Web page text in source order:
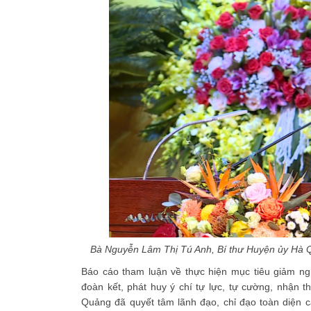
Bà Nguyễn Lâm Thị Tú Anh, Bí thư Huyện ủy
Báo cáo tham luận về thực hiện mục tiêu giảm
đoàn kết, phát huy ý chí tự lực, tự cường, nhận
Quảng đã quyết tâm lãnh đạo, chỉ đạo toàn diện